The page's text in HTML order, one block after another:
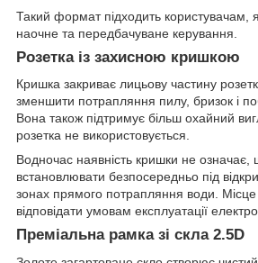
Такий формат підходить користувачам,
наочне та передбачуване керування.
Розетка із захисною кришкою
Кришка закриває лицьову частину
зменшити потрапляння пилу, бризок і
Вона також підтримує більш охайний
розетка не використовується.
Водночас наявність кришки не
встановлювати безпосередньо під
зонах прямого потрапляння води.
відповідати умовам експлуатації
Преміальна рамка зі скла 2.5D